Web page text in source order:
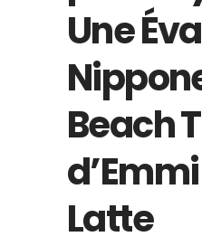
Une
Beach
Latte